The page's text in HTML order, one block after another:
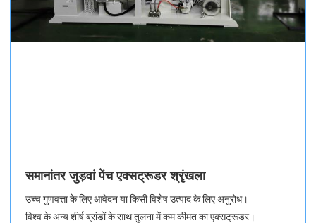
समानांतर जुड़वां पेंच एक्सट्रूडर श्रृंखला
उच्च गुणवत्ता के लिए आवेदन या किसी विशेष उत्पाद के लिए अनुरोध।
विश्व के अन्य शीर्ष ब्रांडों के साथ तुलना में कम कीमत का एक्सट्रूडर।